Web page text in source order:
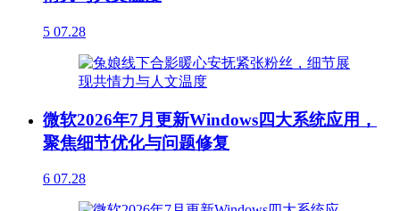
5 07.28
微软2026年7月更新Windows四大系统应用，
聚焦细节优化与问题修复
6 07.28